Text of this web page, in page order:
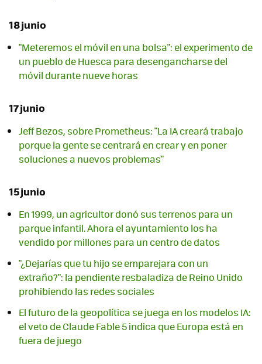
18 junio
"Meteremos el móvil en una bolsa": el experimento de
un pueblo de Huesca para desengancharse del
móvil durante nueve horas
17 junio
Jeff Bezos, sobre Prometheus: "La IA creará trabajo
porque la gente se centrará en crear y en poner
soluciones a nuevos problemas"
15 junio
En 1999, un agricultor donó sus terrenos para un
parque infantil. Ahora el ayuntamiento los ha
vendido por millones para un centro de datos
"¿Dejarías que tu hijo se emparejara con un
extraño?": la pendiente resbaladiza de Reino Unido
prohibiendo las redes sociales
El futuro de la geopolítica se juega en los modelos IA:
el veto de Claude Fable 5 indica que Europa está en
fuera de juego